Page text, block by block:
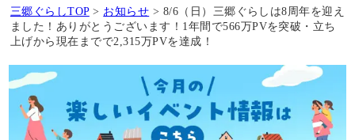
三郷ぐらしTOP > お知らせ > 8/6（日）三郷ぐらしは8周年を迎え
ました！ありがとうございます！1年間で566万PVを突破・立ち
上げから現在までで2,315万PVを達成！